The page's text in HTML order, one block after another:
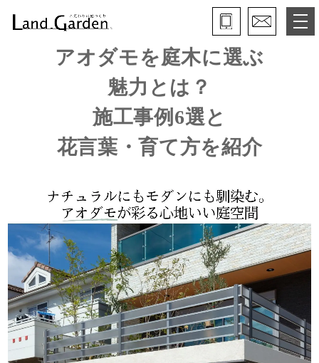
ランド・ガーデンとは
モデルガーデン
施工事例
施工の流れ
よくある質問
会社概要
店舗案内
スタッフ紹介
アオダモを庭木に選ぶ
魅力とは？
施工事例6選と
花言葉・育て方を紹介